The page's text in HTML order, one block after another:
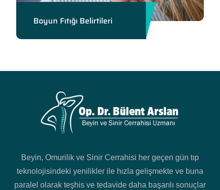
Boyun Fıtığı Belirtileri
Beyin, Omurilik ve Sinir Cerrahisi her geçen gün tıp
teknolojisindeki yenilikler ile hızla gelişmekte ve buna
paralel olarak teşhis ve tedavide daha başarılı sonuçlar